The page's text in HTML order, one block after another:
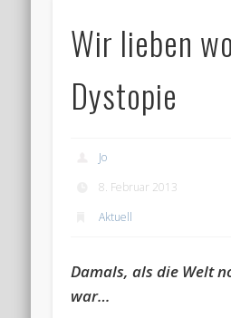
Wir lieben
Dystopie
Jo
8. Februar 2013
Aktuell
Damals, als die Welt
war…